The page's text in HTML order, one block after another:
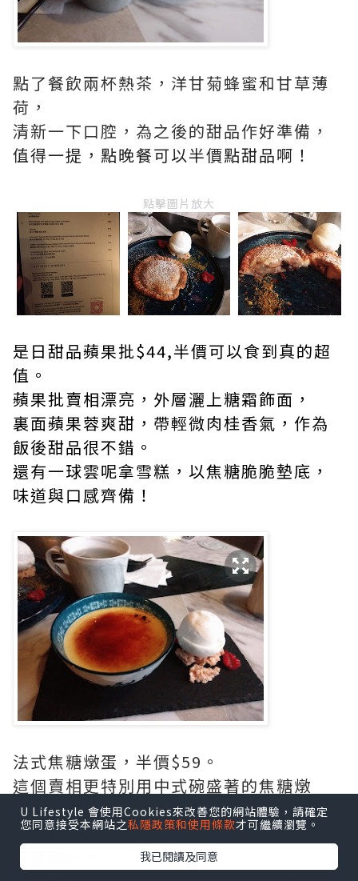
點了餐飲兩杯熱茶，洋甘菊蜂蜜和甘草薄
荷，
清新一下口腔，為之後的甜品作好準備，
值得一提，點晚餐可以半價點甜品啊！
點擊圖片放大
是日甜品蘋果批$44,半價可以食到真的超
值。
蘋果批賣相漂亮，外層灑上糖霜飾面，
裏面蘋果蓉爽甜，帶輕微肉桂香氣，作為
飯後甜品很不錯。
還有一球雲呢拿雪糕，以焦糖脆脆墊底，
味道與口感齊備！
法式焦糖燉蛋，半價$59。
這個賣相更特別用中式碗盛著的焦糖燉
蛋，很有風味！
面層糖漿燒成脆片，但沒有燒焦味，燒的
U Lifestyle 會使用Cookies來改善您的網站體驗，請確定
您同意接受本網站之私隱政策和使用條款才可繼續瀏覽。
我已閱讀及同意